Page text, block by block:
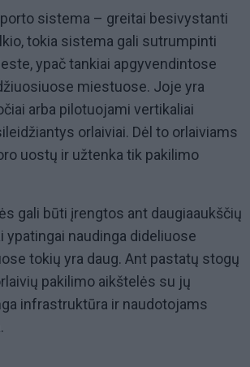
sistema – greitai besivystanti
tokia sistema gali sutrumpinti
ypač tankiai apgyvendintose
miestuose. Joje yra
arba pilotuojami vertikaliai
orlaiviai. Dėl to orlaiviams
uostų ir užtenka tik pakilimo
gali būti įrengtos ant daugiaaukščių
ypatingai naudinga dideliuose
tokių yra daug. Ant pastatų stogų
pakilimo aikštelės su jų
infrastruktūra ir naudotojams